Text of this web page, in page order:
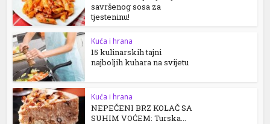
savršenog sosa za
tjesteninu!
Kuća i hrana
15 kulinarskih tajni
najboljih kuhara na svijetu
Kuća i hrana
NEPEČENI BRZ KOLAČ SA
SUHIM VOĆEM: Turska...